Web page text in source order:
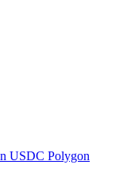
USDC Polygon